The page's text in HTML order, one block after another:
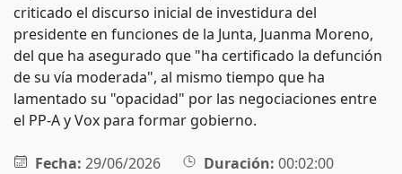
criticado el discurso inicial de investidura del
presidente en funciones de la Junta, Juanma Moreno,
del que ha asegurado que "ha certificado la defunción
de su vía moderada", al mismo tiempo que ha
lamentado su "opacidad" por las negociaciones entre
el PP-A y Vox para formar gobierno.
Fecha: 29/06/2026 Duración: 00:02:00